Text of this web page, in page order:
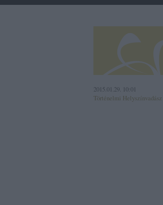
2015.01.29. 10:01
Történelmi Helyszínvadász